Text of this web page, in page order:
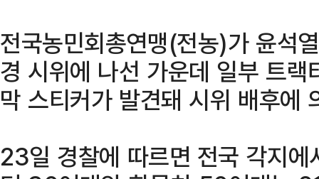
전국농민회총연맹(전농)가 윤석
경 시위에 나선 가운데 일부 트
막 스티커가 발견돼 시위 배후에
23일 경찰에 따르면 전국 각지